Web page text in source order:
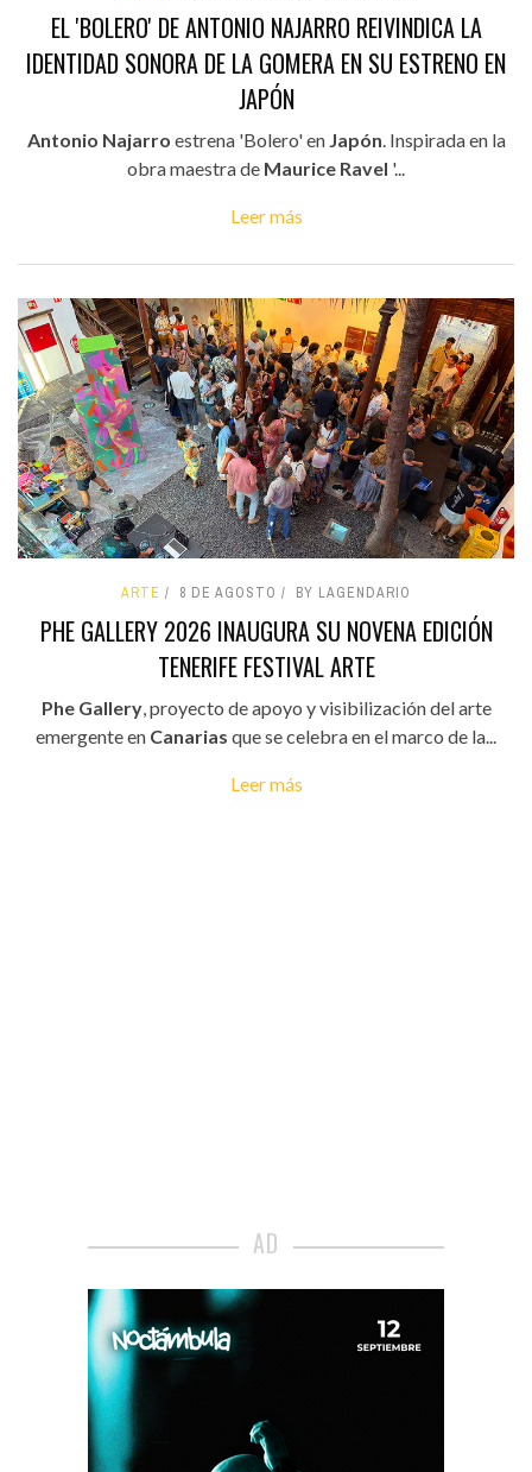
EL 'BOLERO' DE ANTONIO NAJARRO REIVINDICA LA
IDENTIDAD SONORA DE LA GOMERA EN SU ESTRENO EN
JAPÓN
Antonio Najarro estrena 'Bolero' en Japón. Inspirada en la
obra maestra de Maurice Ravel '...
Leer más
ARTE 8 DE AGOSTO BY LAGENDARIO
PHE GALLERY 2026 INAUGURA SU NOVENA EDICIÓN
TENERIFE FESTIVAL ARTE
Phe Gallery, proyecto de apoyo y visibilización del arte
emergente en Canarias que se celebra en el marco de la...
Leer más
AD